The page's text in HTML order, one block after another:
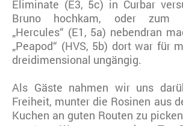
Eliminate (E3, 5c) in Curbar
Bruno hochkam, oder zum
„Hercules“ (E1, 5a) nebendran
„Peapod“ (HVS, 5b) dort war für
dreidimensional ungängig.
Als Gäste nahmen wir uns
Freiheit, munter die Rosinen aus
Kuchen an guten Routen zu